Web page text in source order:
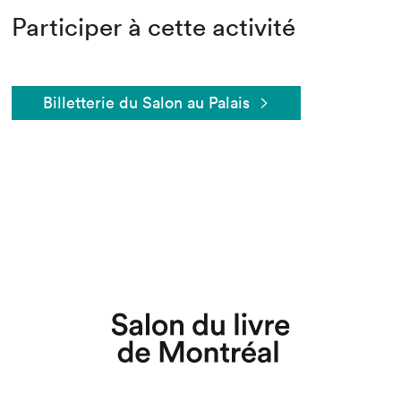
Participer à cette activité
Billetterie du Salon au Palais